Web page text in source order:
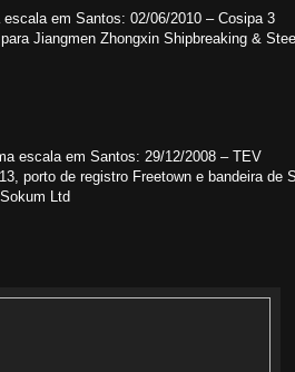
em Santos: 02/06/2010 – Cosipa 3
Jiangmen Zhongxin Shipbreaking &
escala em Santos: 29/12/2008 – TEV
porto de registro Freetown e bandeira de
Ltd